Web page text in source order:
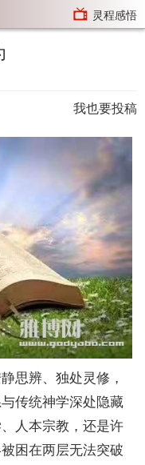
灵程感悟
我也要投稿
辨、独处灵修，
传统神学深处隐藏
人本宗教，还是许
困在两层无法突破